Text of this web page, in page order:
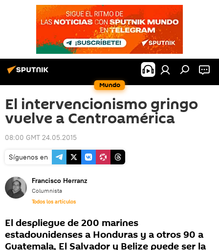
Mundo
El intervencionismo gringo
vuelve a Centroamérica
08:00 GMT 24.05.2015
Síguenos en
Francisco Herranz
Columnista
Todos los artículos
El despliegue de 200 marines
estadounidenses a Honduras y a otros 90 a
Guatemala, El Salvador y Belize puede ser la